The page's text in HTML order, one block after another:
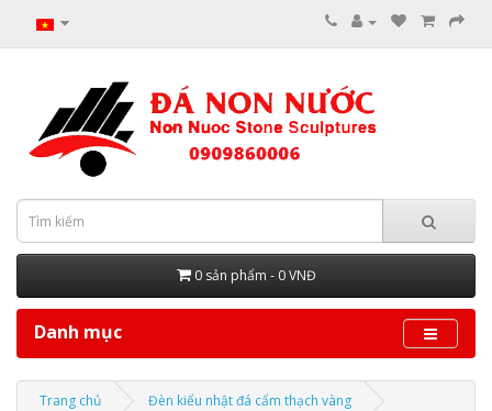
0 sản phẩm - 0 VNĐ
Danh mục
Trang chủ Đèn kiểu nhật đá cẩm thạch vàng